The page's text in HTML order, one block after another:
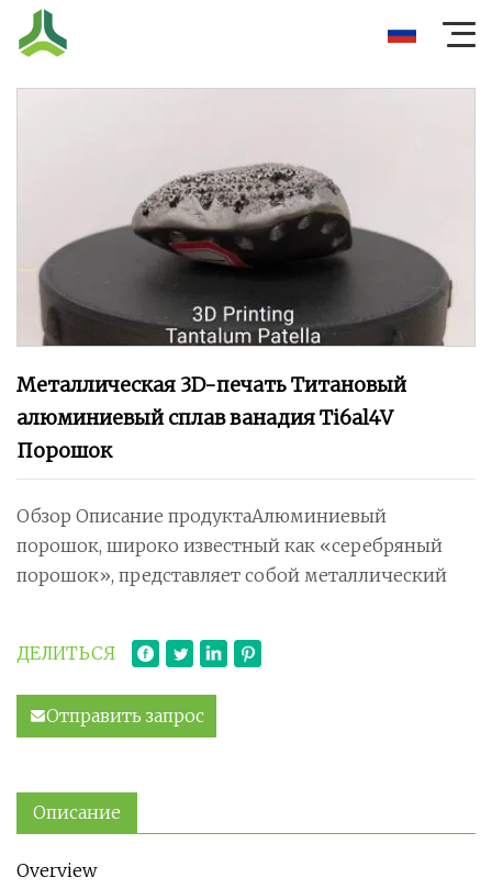
Металлическая 3D-печать Титановый
алюминиевый сплав ванадия Ti6al4V
Порошок
Обзор Описание продуктаАлюминиевый
порошок, широко известный как «серебряный
порошок», представляет собой металлический
ДЕЛИТЬСЯ
Отправить запрос
Описание
Overview